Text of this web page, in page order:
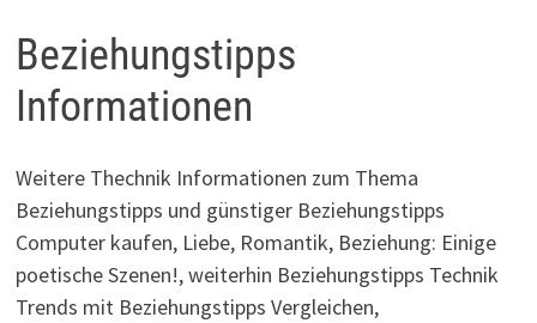
Beziehungstipps
Informationen
Weitere Thechnik Informationen zum Thema
Beziehungstipps und günstiger Beziehungstipps
Computer kaufen, Liebe, Romantik, Beziehung: Einige
poetische Szenen!, weiterhin Beziehungstipps Technik
Trends mit Beziehungstipps Vergleichen,